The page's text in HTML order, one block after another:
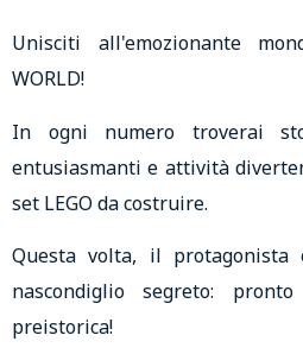
Unisciti all'emozionante
WORLD!
In ogni numero troverai
entusiasmanti e attività
set LEGO da costruire.
Questa volta, il
nascondiglio segreto:
preistorica!